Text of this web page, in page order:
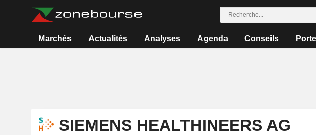
Marchés Actualités Analyses Agenda Conseils
SIEMENS HEALTHINEERS AG